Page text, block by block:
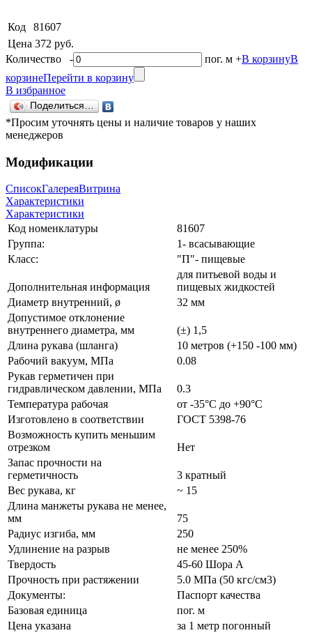
Код
81607
Цена 372 руб.
Количество - пог. м +В корзинуВ
корзинеПерейти в корзину
В избранное
Поделиться…
*Просим уточнять цены и наличие товаров у наших
менеджеров
Модификации
СписокГалереяВитрина
Характеристики
Характеристики
Код номенклатуры
81607
Группа:
1- всасывающие
Класс:
"П"- пищевые
Дополнительная информация
для питьевой воды и
пищевых жидкостей
Диаметр внутренний, ø
32 мм
Допустимое отклонение
внутреннего диаметра, мм
(±) 1,5
Длина рукава (шланга)
10 метров (+150 -100 мм)
Рабочий вакуум, МПа
0.08
Рукав герметичен при
гидравлическом давлении, МПа
0.3
Температура рабочая
от -35°С до +90°С
Изготовлено в соответствии
ГОСТ 5398-76
Возможность купить меньшим
отрезком
Нет
Запас прочности на
герметичность
3 кратный
Вес рукава, кг
~ 15
Длина манжеты рукава не менее,
мм
75
Радиус изгиба, мм
250
Удлинение на разрыв
не менее 250%
Твердость
45-60 Шора А
Прочность при растяжении
5.0 МПа (50 кгс/см3)
Документы:
Паспорт качества
Базовая единица
пог. м
Цена указана
за 1 метр погонный